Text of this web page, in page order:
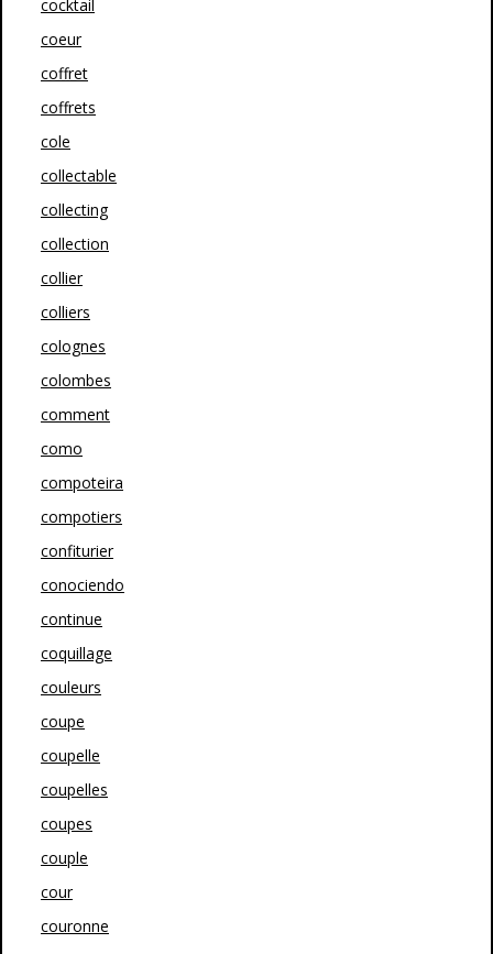
cocktail
coeur
coffret
coffrets
cole
collectable
collecting
collection
collier
colliers
colognes
colombes
comment
como
compoteira
compotiers
confiturier
conociendo
continue
coquillage
couleurs
coupe
coupelle
coupelles
coupes
couple
cour
couronne